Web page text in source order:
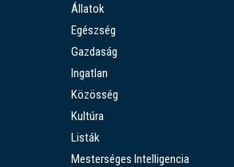
Állatok
Egészség
Gazdaság
Ingatlan
Közösség
Kultúra
Listák
Mesterséges Intelligencia